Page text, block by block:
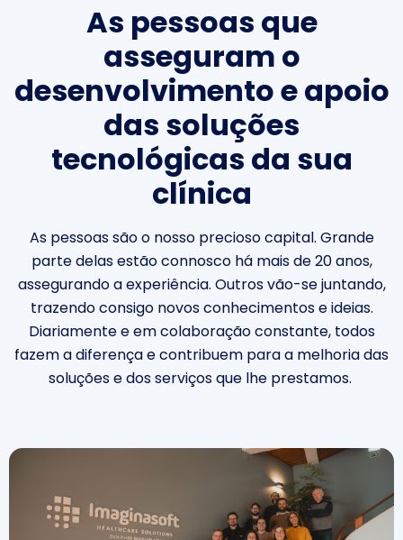
As pessoas que
asseguram o
desenvolvimento e apoio
das soluções
tecnológicas da sua
clínica
As pessoas são o nosso precioso capital. Grande
parte delas estão connosco há mais de 20 anos,
assegurando a experiência. Outros vão-se juntando,
trazendo consigo novos conhecimentos eideias.
Diariamentee em colaboração constante, todos
fazem a diferença e contribuem para a melhoria das
soluções e dos serviços que lhe prestamos.